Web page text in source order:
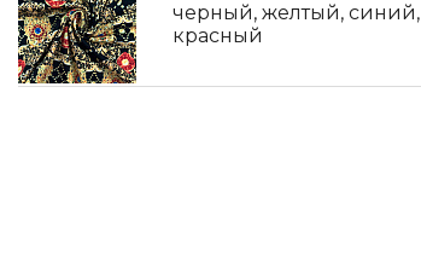
черный, желтый, синий,
красный